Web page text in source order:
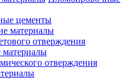
цементы
материалы
отверждения
материалы
отверждения